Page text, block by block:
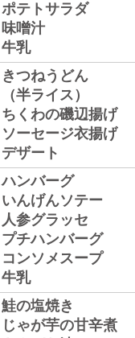
ポテトサラダ
味噌汁
牛乳
きつねうどん
（半ライス）
ちくわの磯辺揚げ
ソーセージ衣揚げ
デザート
ハンバーグ
いんげんソテー
人参グラッセ
プチハンバーグ
コンソメスープ
牛乳
鮭の塩焼き
じゃが芋の甘辛煮